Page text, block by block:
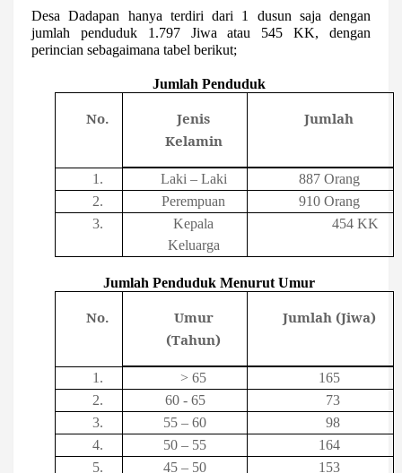
Desa Dadapan hanya terdiri dari 1 dusun saja dengan
jumlah penduduk 1.797 Jiwa atau 545 KK, dengan
perincian sebagaimana tabel berikut;
Jumlah Penduduk
No.
Jenis
Kelamin
Jumlah
1. Laki – Laki
887 Orang
2.
Perempuan
910 Orang
3.
Kepala
Keluarga
454 KK
Jumlah Penduduk Menurut Umur
No.
Umur
(Tahun)
Jumlah (Jiwa)
1. > 65
165
2.
60 - 65
73
3.
55 – 60
98
4.
50 – 55
164
5.
45 – 50 153